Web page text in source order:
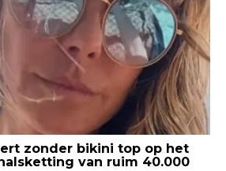
zonder bikini top op het
van ruim 40.000